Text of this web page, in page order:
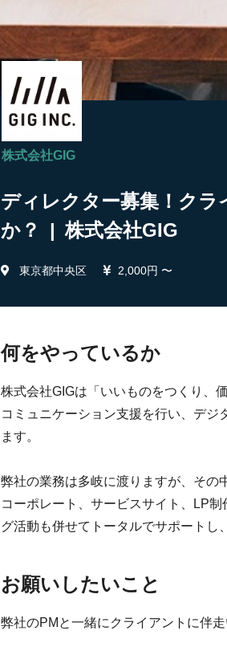
株式会社GIG
ディレクター募集！ク
か？ | 株式会社GIG
東京都中央区 2,000円 〜
何をやっているか
株式会社GIGは「いいものをつくり、
コミュニケーション支援を行い、デジ
ます。
弊社の業務は多岐に渡りますが、その
コーポレート、サービスサイト、LP
グ活動も併せてトータルでサポートし
お願いしたいこと
弊社のPMと一緒にクライアントに伴